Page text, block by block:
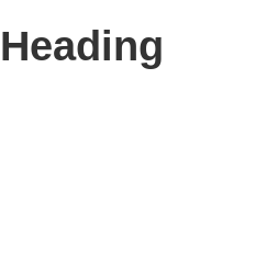
Heading